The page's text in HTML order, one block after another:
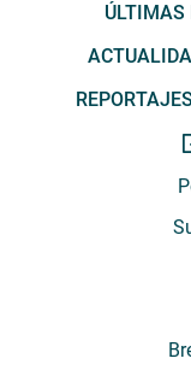
ÚLTIMAS
REPORTAJES